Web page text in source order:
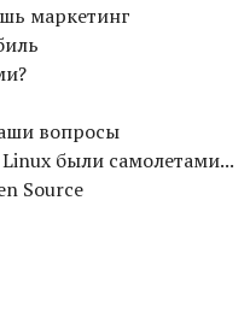
маркетинг
вопросы
были самолетами...
Source